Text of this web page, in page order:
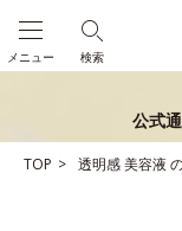
検索
メニュー
公式
TOP 透明感美容液